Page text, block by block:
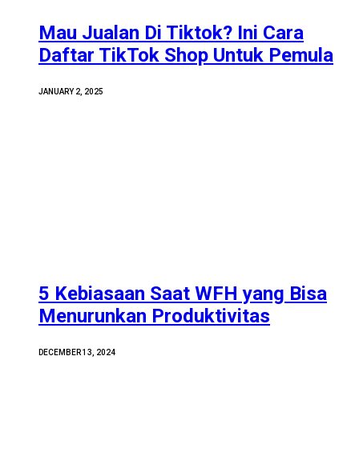
Mau Jualan Di Tiktok? Ini Cara
Daftar TikTok Shop Untuk Pemula
JANUARY 2, 2025
5 Kebiasaan Saat WFH yang Bisa
Menurunkan Produktivitas
DECEMBER 13, 2024